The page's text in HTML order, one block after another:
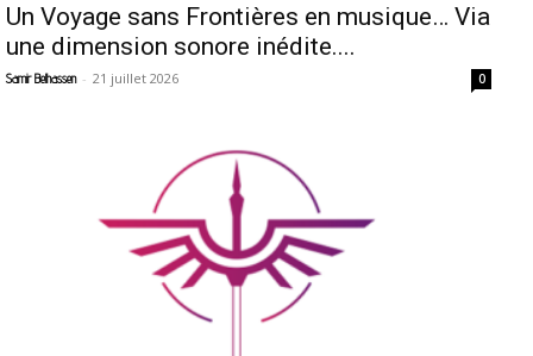
Un Voyage sans Frontières en musique… Via
une dimension sonore inédite....
Samir Belhassen - 21 juillet 2026 0